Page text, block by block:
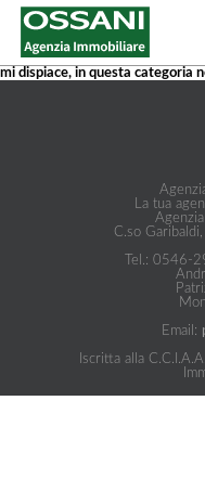
mi dispiace, in questa categoria
La tua
C.so
Tel.: 0546-
Email:
Iscritta alla